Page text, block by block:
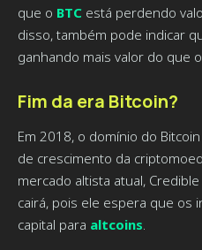
que o BTC está perdendo
disso, também pode indicar
ganhando mais valor do que o
Fim da era Bitcoin?
Em 2018, o domínio do
de crescimento da
mercado altista atual,
cairá, pois ele espera que os
capital para altcoins.